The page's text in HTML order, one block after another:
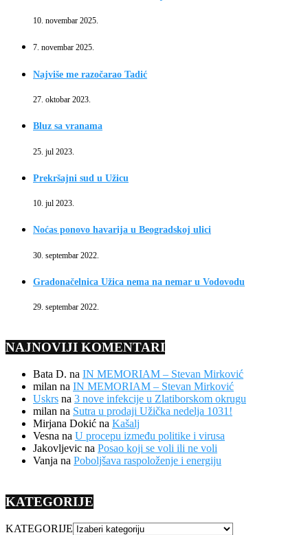
10. novembar 2025.
7. novembar 2025.
Najviše me razočarao Tadić
27. oktobar 2023.
Bluz sa vranama
25. jul 2023.
Prekršajni sud u Užicu
10. jul 2023.
Noćas ponovo havarija u Beogradskoj ulici
30. septembar 2022.
Gradonačelnica Užica nema na nemar u Vodovodu
29. septembar 2022.
NAJNOVIJI KOMENTARI
Bata D. na IN MEMORIAM – Stevan Mirković
milan na IN MEMORIAM – Stevan Mirković
Uskrs na 3 nove infekcije u Zlatiborskom okrugu
milan na Sutra u prodaji Užička nedelja 1031!
Mirjana Dokić na Kašalj
Vesna na U procepu između politike i virusa
Jakovljevic na Posao koji se voli ili ne voli
Vanja na Poboljšava raspoloženje i energiju
KATEGORIJE
KATEGORIJE